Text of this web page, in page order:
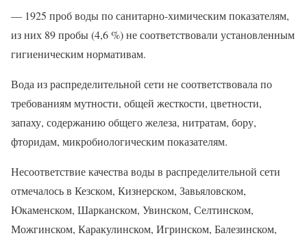
— 1925 проб воды по санитарно-химическим показателям,
из них 89 пробы (4,6 %) не соответствовали установленным
гигиеническим нормативам.
Вода из распределительной сети не соответствовала по
требованиям мутности, общей жесткости, цветности,
запаху, содержанию общего железа, нитратам, бору,
фторидам, микробиологическим показателям.
Несоответствие качества воды в распределительной сети
отмечалось в Кезском, Кизнерском, Завьяловском,
Юкаменском, Шарканском, Увинском, Селтинском,
Можгинском, Каракулинском, Игринском, Балезинском,